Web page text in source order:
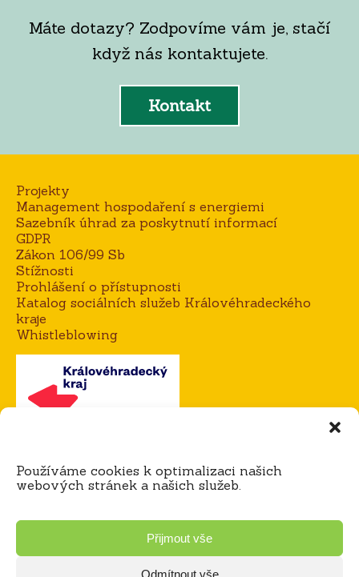
Používáme cookies k optimalizaci našich
webových stránek a našich služeb.
Přijmout vše
Odmítnout vše
Máte dotazy? Zodpovíme vám je, stačí
když nás kontaktujete.
Kontakt
Projekty
Management hospodaření s energiemi
Sazebník úhrad za poskytnutí informací
GDPR
Zákon 106/99 Sb
Stížnosti
Prohlášení o přístupnosti
Katalog sociálních služeb Královéhradeckého
kraje
Whistleblowing
Mgr. Alena Goisová, ředitelka domova
tel.:604 273 183 / 725 921 365
Bc. Miloš Čihák, zástupce ředitele
tel.:
mcihak@domov-dedina.cz